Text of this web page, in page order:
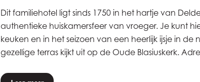
Dit familiehotel ligt sinds 1750 in het hartje van
authentieke huiskamersfeer van vroeger. Je kunt
keuken en in het seizoen van een heerlijk ijsje in de
gezellige terras kijkt uit op de Oude Blasiuskerk.